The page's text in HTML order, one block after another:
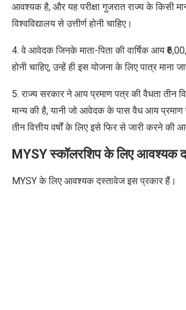
आवश्यक है, और यह परीक्षा गुजरात राज्य के किसी
विश्वविद्यालय से उत्तीर्ण होनी चाहिए।
4. वे आवेदक जिनके माता-पिता की वार्षिक आय
होनी चाहिए, उन्हें ही इस योजना के लिए पात्र माना
5. राज्य सरकार ने आय प्रमाण पत्र की वैधता तीन
मान्य की है, यानी जो आवेदक के पास वैध आय
तीन वित्तीय वर्षों के लिए इसे फिर से जारी करने की
MYSY स्कॉलरशिप के लिए आवश्यक
MYSY के लिए आवश्यक दस्तावेज इस प्रकार हैं।